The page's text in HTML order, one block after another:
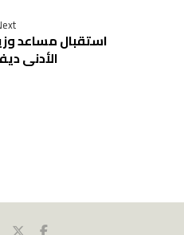
استقبال مساعد
الأدنى